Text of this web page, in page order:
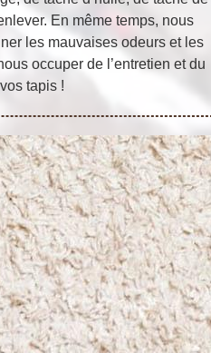
En même temps, nous
les mauvaises odeurs et les
occuper de l’entretien et du
tapis !